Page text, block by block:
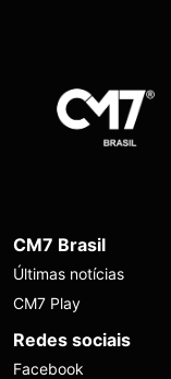
CM7 Brasil
Últimas notícias
CM7 Play
Redes sociais
Facebook